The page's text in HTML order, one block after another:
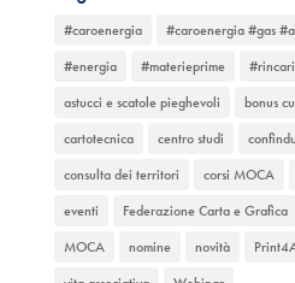
#caroenergia #caroenergia #gas
#energia
#materieprime
astucci e scatole pieghevoli
bonus
cartotecnica
centro studi
consulta dei territori
corsi MOCA
eventi
Federazione Carta e Grafica
MOCA
nomine novità